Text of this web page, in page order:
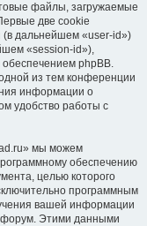
файлы, загружаемые
две cookie
(в дальнейшем «user-id»)
«session-id»),
phpBB.
из тем конференции
информации о
удобство работы с
мы можем
обеспечению
целью которого
программным
вашей информации
форум. Этими данными